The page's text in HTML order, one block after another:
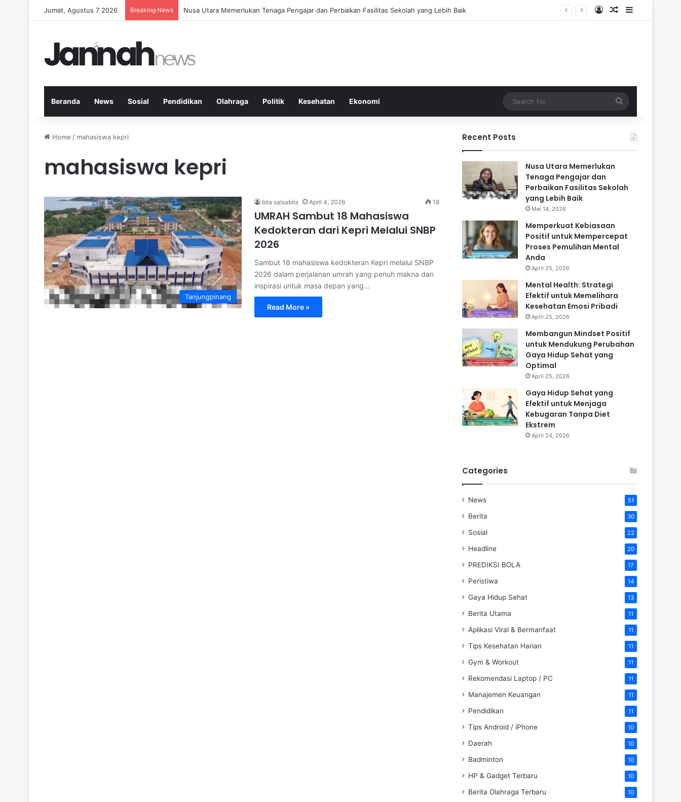
Jumat, Agustus 7 2026 Breaking News Memperkuat Kebiasaan Positif untuk Mempercepat Proses Pemulihan Mental Anda Log InRandom Article
Sidebar
Beranda News Sosial Pendidikan Olahraga Politik Kesehatan Ekonomi
for
Home / mahasiswa kepri
mahasiswa kepri
Tanjungpinang
bila salsabila April 4, 2026 18
UMRAH Sambut 18 Mahasiswa
Kedokteran dari Kepri Melalui SNBP
2026
Sambut 18 mahasiswa kedokteran Kepri melalui SNBP
2026 dalam perjalanan umrah yang penuh makna dan
inspirasi untuk masa depan yang…
Read More »
Recent Posts
Nusa Utara Memerlukan
Tenaga Pengajar dan
Perbaikan Fasilitas Sekolah
yang Lebih Baik
Mei 14, 2026
Memperkuat Kebiasaan
Positif untuk Mempercepat
Proses Pemulihan Mental
Anda
April 25, 2026
Mental Health: Strategi
Efektif untuk Memelihara
Kesehatan Emosi Pribadi
April 25, 2026
Membangun Mindset Positif
untuk Mendukung Perubahan
Gaya Hidup Sehat yang
Optimal
April 25, 2026
Gaya Hidup Sehat yang
Efektif untuk Menjaga
Kebugaran Tanpa Diet
Ekstrem
April 24, 2026
Categories
News 51
Berita 30
Sosial 22
Headline 20
PREDIKSI BOLA 17
Peristiwa 14
Gaya Hidup Sehat 13
Berita Utama 11
Aplikasi Viral & Bermanfaat 11
Tips Kesehatan Harian 11
Gym & Workout 11
Rekomendasi Laptop / PC 11
Manajemen Keuangan 11
Pendidikan 11
Tips Android / iPhone 10
Daerah 10
Badminton 10
HP & Gadget Terbaru 10
Berita Olahraga Terbaru 10